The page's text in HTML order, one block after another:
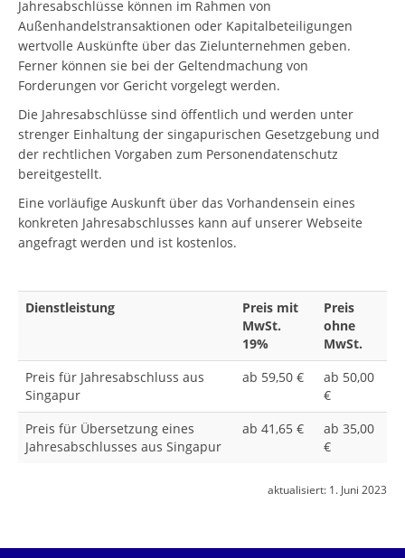
Jahresabschlüsse können im Rahmen von
Außenhandelstransaktionen oder Kapitalbeteiligungen
wertvolle Auskünfte über das Zielunternehmen geben.
Ferner können sie bei der Geltendmachung von
Forderungen vor Gericht vorgelegt werden.
Die Jahresabschlüsse sind öffentlich und werden unter
strenger Einhaltung der singapurischen Gesetzgebung und
der rechtlichen Vorgaben zum Personendatenschutz
bereitgestellt.
Eine vorläufige Auskunft über das Vorhandensein eines
konkreten Jahresabschlusses kann auf unserer Webseite
angefragt werden und ist kostenlos.
Dienstleistung
Preis mit
MwSt.
19%
Preis
ohne
MwSt.
Preis für Jahresabschluss aus
Singapur
ab 59,50 €
ab 50,00
€
Preis für Übersetzung eines
Jahresabschlusses aus Singapur
ab 41,65 €
ab 35,00
€
aktualisiert: 1. Juni 2023